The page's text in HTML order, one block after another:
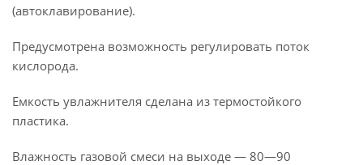
(автоклавирование).
Предусмотрена возможность регулировать поток
кислорода.
Емкость увлажнителя сделана из термостойкого
пластика.
Влажность газовой смеси на выходе — 80—90